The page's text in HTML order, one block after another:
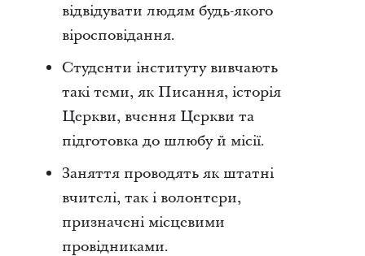
відвідувати людям будь-якого
віросповідання.
Студенти інституту вивчають
такі теми, як Писання, історія
Церкви, вчення Церкви та
підготовка до шлюбу й місії.
Заняття проводять як штатні
вчителі, так і волонтери,
призначені місцевими
провідниками.